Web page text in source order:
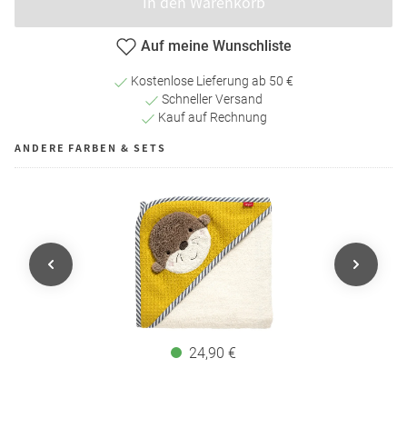
Auf meine Wunschliste
Kostenlose Lieferung ab 50 €
Schneller Versand
Kauf auf Rechnung
ANDERE FARBEN & SETS
24,90 €